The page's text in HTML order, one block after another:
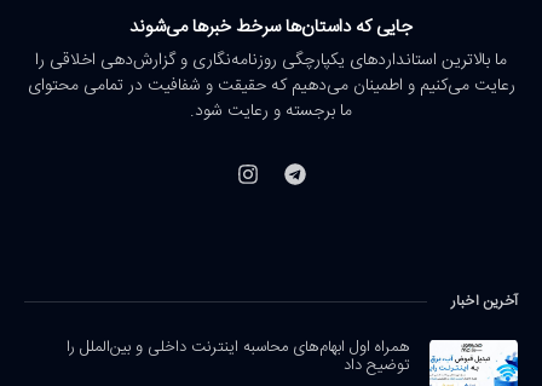
جایی که داستان‌ها سرخط خبرها می‌شوند
ما بالاترین استانداردهای یکپارچگی روزنامه‌نگاری و گزارش‌دهی اخلاقی را
رعایت می‌کنیم و اطمینان می‌دهیم که حقیقت و شفافیت در تمامی محتوای
ما برجسته و رعایت شود.
آخرین اخبار
همراه اول ابهام‌های محاسبه اینترنت داخلی و بین‌الملل را
توضیح داد